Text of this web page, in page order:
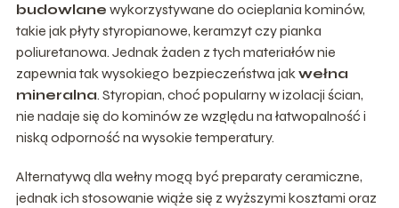
budowlane wykorzystywane do ocieplania kominów,
takie jak płyty styropianowe, keramzyt czy pianka
poliuretanowa. Jednak żaden z tych materiałów nie
zapewnia tak wysokiego bezpieczeństwa jakwełna
mineralna. Styropian, choć popularny w izolacji ścian,
nie nadaje się do kominów ze względu na łatwopalność i
niską odporność na wysokie temperatury.
Alternatywą dla wełny mogą być preparaty ceramiczne,
jednak ich stosowanie wiąże się z wyższymi kosztami oraz